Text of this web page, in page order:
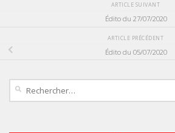
ARTICLE SUIVANT
Édito du 27/07/2020
ARTICLE PRÉCÉDENT
Édito du 05/07/2020